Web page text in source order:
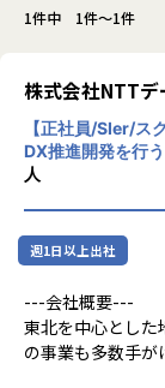
1件中 1件～1件
株式会社NTTデ
【正社員/SIer/ス
DX推進開発を行
人
週1日以上出社
---会社概要---
東北を中⼼とした
の事業も多数⼿が